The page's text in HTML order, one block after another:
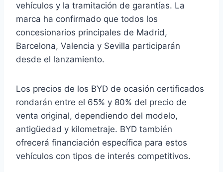
vehículos y la tramitación de garantías. La
marca ha confirmado que todos los
concesionarios principales de Madrid,
Barcelona, Valencia y Sevilla participarán
desde el lanzamiento.
Los precios de los BYD de ocasión certificados
rondarán entre el 65% y 80% del precio de
venta original, dependiendo del modelo,
antigüedad y kilometraje. BYD también
ofrecerá financiación específica para estos
vehículos con tipos de interés competitivos.